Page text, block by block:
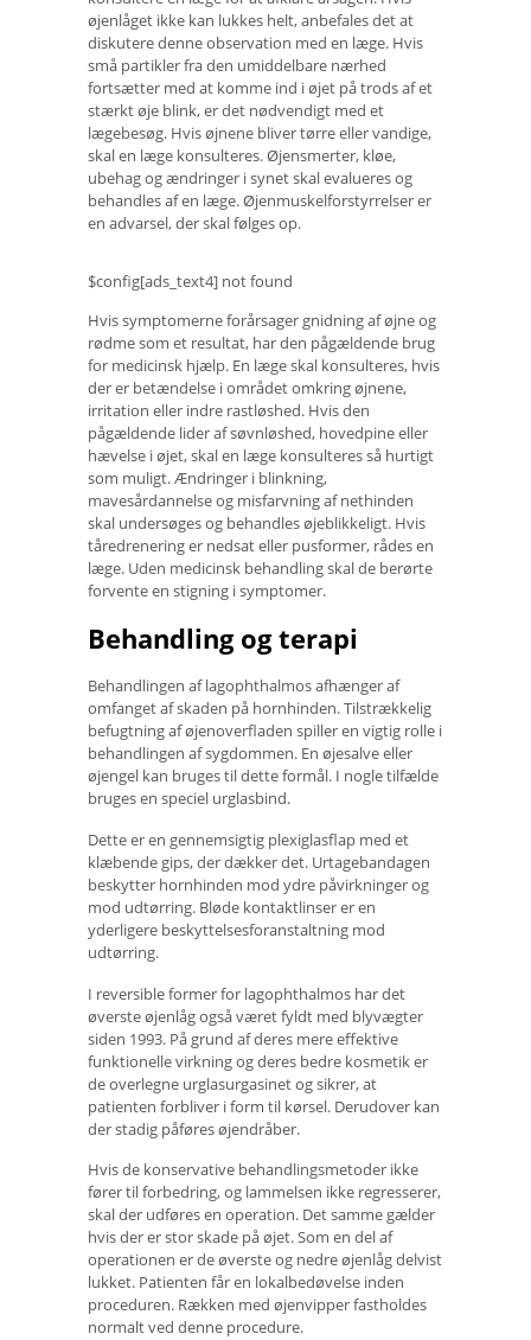
øjenlåget ikke kan lukkes helt, anbefales det at
diskutere denne observation med en læge. Hvis
små partikler fra den umiddelbare nærhed
fortsætter med at komme ind i øjet på trods af et
stærkt øje blink, er det nødvendigt med et
lægebesøg. Hvis øjnene bliver tørre eller vandige,
skal en læge konsulteres. Øjensmerter, kløe,
ubehag og ændringer i synet skal evalueres og
behandles af en læge. Øjenmuskelforstyrrelser er
en advarsel, der skal følges op.
$config[ads_text4] not found
Hvis symptomerne forårsager gnidning af øjne og
rødme som et resultat, har den pågældende brug
for medicinsk hjælp. En læge skal konsulteres, hvis
der er betændelse i området omkring øjnene,
irritation eller indre rastløshed. Hvis den
pågældende lider af søvnløshed, hovedpine eller
hævelse i øjet, skal en læge konsulteres så hurtigt
som muligt. Ændringer i blinkning,
mavesårdannelse og misfarvning af nethinden
skal undersøges og behandles øjeblikkeligt. Hvis
tåredrenering er nedsat eller pusformer, rådes en
læge. Uden medicinsk behandling skal de berørte
forvente en stigning i symptomer.
Behandling og terapi
Behandlingen af ​​lagophthalmos afhænger af
omfanget af skaden på hornhinden. Tilstrækkelig
befugtning af øjenoverfladen spiller en vigtig rolle i
behandlingen af ​​sygdommen. En øjesalve eller
øjengel kan bruges til dette formål. I nogle tilfælde
bruges en speciel urglasbind.
Dette er en gennemsigtig plexiglasflap med et
klæbende gips, der dækker det. Urtagebandagen
beskytter hornhinden mod ydre påvirkninger og
mod udtørring. Bløde kontaktlinser er en
yderligere beskyttelsesforanstaltning mod
udtørring.
I reversible former for lagophthalmos har det
øverste øjenlåg også været fyldt med blyvægter
siden 1993. På grund af deres mere effektive
funktionelle virkning og deres bedre kosmetik er
de overlegne urglasurgasinet og sikrer, at
patienten forbliver i form til kørsel. Derudover kan
der stadig påføres øjendråber.
Hvis de konservative behandlingsmetoder ikke
fører til forbedring, og lammelsen ikke regresserer,
skal der udføres en operation. Det samme gælder
hvis der er stor skade på øjet. Som en del af
operationen er de øverste og nedre øjenlåg delvist
lukket. Patienten får en lokalbedøvelse inden
proceduren. Rækken med øjenvipper fastholdes
normalt ved denne procedure.